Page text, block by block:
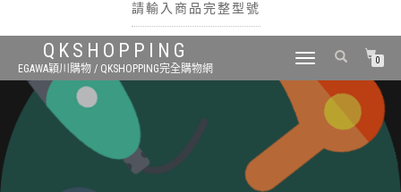
請輸入商品完整型號
搜尋
QKSHOPPING
EGAWA穎川購物 / QKSHOPPING完全購物網
TOGGLE
0